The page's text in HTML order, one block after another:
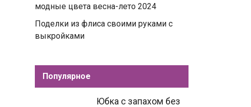
модные цвета весна-лето 2024
Поделки из флиса своими руками с
выкройками
Популярное
Юбка с запахом без